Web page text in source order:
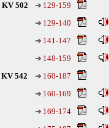
KV 502
129-159
129-140
141-147
148-159
KV 542
160-187
160-169
169-174